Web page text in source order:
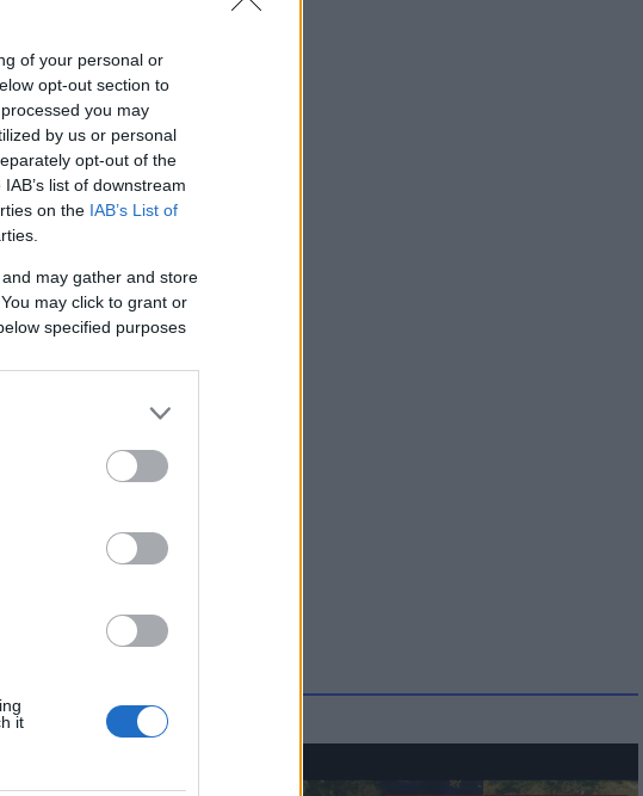
of your personal or
opt-out section to
you may
by us or personal
opt-out of the
list of downstream
on the IAB’s List of
may gather and store
may click to grant or
specified purposes
it